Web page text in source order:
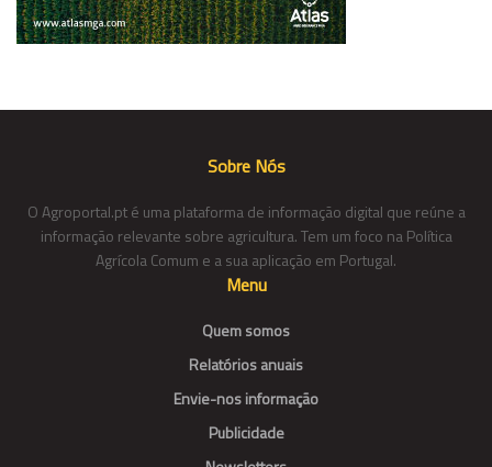
Sobre Nós
O Agroportal.pt é uma plataforma de informação digital que reúne a
informação relevante sobre agricultura. Tem um foco na Política
Agrícola Comum e a sua aplicação em Portugal.
Menu
Quem somos
Relatórios anuais
Envie-nos informação
Publicidade